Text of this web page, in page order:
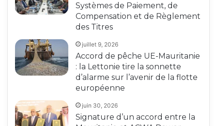
Systèmes de Paiement, de
Compensation et de Règlement
des Titres
juillet 9, 2026
Accord de pêche UE-Mauritanie
: la Lettonie tire la sonnette
d’alarme sur l’avenir de la flotte
européenne
juin 30, 2026
Signature d’un accord entre la